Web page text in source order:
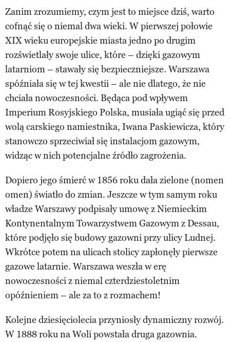
Zanim zrozumiemy, czym jest to miejsce dziś, warto
cofnąć się o niemal dwa wieki. W pierwszej połowie
XIX wieku europejskie miasta jedno po drugim
rozświetlały swoje ulice, które – dzięki gazowym
latarniom – stawały się bezpieczniejsze. Warszawa
spóźniała się w tej kwestii – ale nie dlatego, że nie
chciała nowoczesności. Będąca pod wpływem
Imperium Rosyjskiego Polska, musiała ugiąć się przed
wolą carskiego namiestnika, Iwana Paskiewicza, który
stanowczo sprzeciwiał się instalacjom gazowym,
widząc w nich potencjalne źródło zagrożenia.
Dopiero jego śmierć w 1856 roku dała zielone (nomen
omen) światło do zmian. Jeszcze w tym samym roku
władze Warszawy podpisały umowę z Niemieckim
Kontynentalnym Towarzystwem Gazowym z Dessau,
które podjęło się budowy gazowni przy ulicy Ludnej.
Wkrótce potem na ulicach stolicy zapłonęły pierwsze
gazowe latarnie. Warszawa weszła w erę
nowoczesności z niemal czterdziestoletnim
opóźnieniem – ale za to z rozmachem!
Kolejne dziesięciolecia przyniosły dynamiczny rozwój.
W 1888 roku na Woli powstała druga gazownia.